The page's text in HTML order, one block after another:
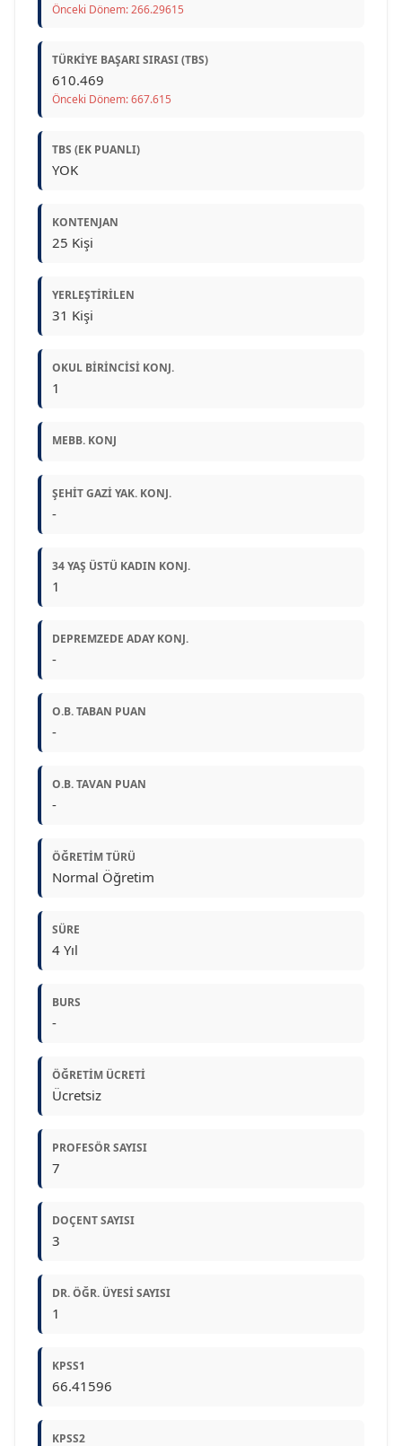
Önceki Dönem: 266.29615
TÜRKIYE BAŞARI SIRASI (TBS)
610.469
Önceki Dönem: 667.615
TBS (EK PUANLI)
YOK
KONTENJAN
25 Kişi
YERLEŞTIRILEN
31 Kişi
OKUL BIRINCISI KONJ.
1
MEBB. KONJ
ŞEHIT GAZI YAK. KONJ.
-
34 YAŞ ÜSTÜ KADIN KONJ.
1
DEPREMZEDE ADAY KONJ.
-
O.B. TABAN PUAN
-
O.B. TAVAN PUAN
-
ÖĞRETIM TÜRÜ
Normal Öğretim
SÜRE
4 Yıl
BURS
-
ÖĞRETIM ÜCRETI
Ücretsiz
PROFESÖR SAYISI
7
DOÇENT SAYISI
3
DR. ÖĞR. ÜYESI SAYISI
1
KPSS1
66.41596
KPSS2